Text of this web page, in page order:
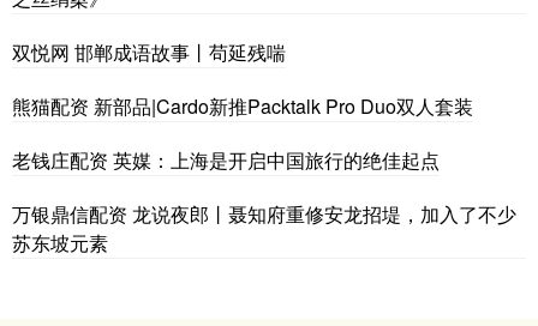
双悦网 邯郸成语故事丨苟延残喘
熊猫配资 新部品|Cardo新推Packtalk Pro Duo双人套装
老钱庄配资 英媒：上海是开启中国旅行的绝佳起点
万银鼎信配资 龙说夜郎丨聂知府重修安龙招堤，加入了不少
苏东坡元素